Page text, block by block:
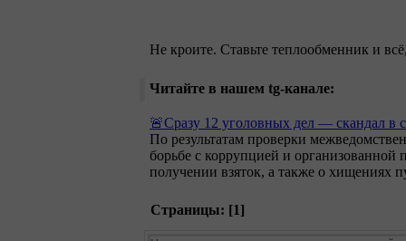
Не кроите. Ставьте теплообменник и
Читайте в нашем tg-канале:
🚨Сразу 12 уголовных дел — скандал в
По результатам проверки
борьбе с коррупцией и организованной
получении взяток, а также о хищениях
Страницы: [1]